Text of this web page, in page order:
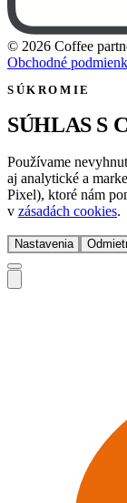
© 2026 Coffee
Obchodné
SÚKROMIE
SÚHLAS S
Používame
aj analytické a
Pixel), ktoré nám
v zásadách cookies.
Nastavenia